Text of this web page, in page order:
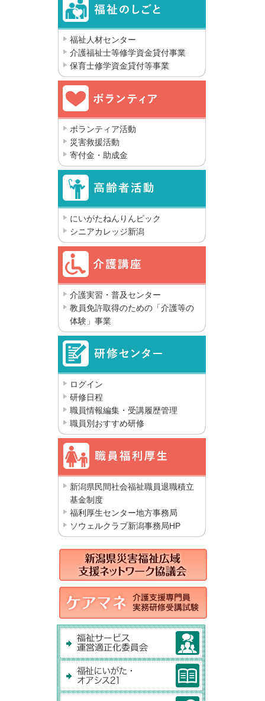
福祉人材センター
介護福祉士等修学資金貸付事業
保育士修学資金貸付等事業
ボランティア活動
災害救援活動
寄付金・助成金
にいがたねんりんピック
シニアカレッジ新潟
介護実習・普及センター
教員免許取得のための「介護等の
体験」事業
ログイン
研修日程
職員情報編集・受講履歴管理
職員別おすすめ研修
新潟県民間社会福祉職員退職積立
基金制度
福利厚生センター地方事務局
ソウェルクラブ新潟事務局HP